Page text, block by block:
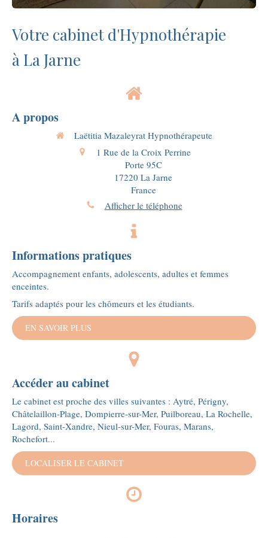
Votre cabinet d'Hypnothérapie
à La Jarne
A propos
Laëtitia Mazaleyrat Hypnothérapeute
1 Rue de la Croix Perrine
Porte 95C
17220 La Jarne
France
Afficher le téléphone
Informations pratiques
Accompagnement enfants, adolescents, adultes et femmes
enceintes.
Tarifs adaptés pour les chômeurs et les étudiants.
EN SAVOIR PLUS
Accéder au cabinet
Le cabinet est proche des villes suivantes : Aytré, Périgny,
Châtelaillon-Plage, Dompierre-sur-Mer, Puilboreau, La Rochelle,
Lagord, Saint-Xandre, Nieul-sur-Mer, Fouras, Marans,
Rochefort...
LOCALISER LE CABINET
Horaires